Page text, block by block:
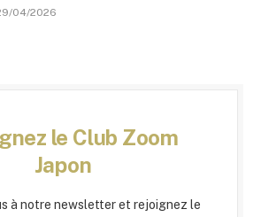
04/2026
le Club Zoom
Japon
à notre newsletter et rejoignez le